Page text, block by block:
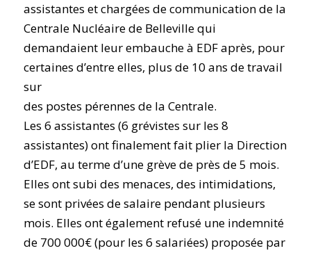
assistantes et chargées de communication de la
Centrale Nucléaire de Belleville qui
demandaient leur embauche à EDF après, pour
certaines d’entre elles, plus de 10 ans de travail
sur
des postes pérennes de la Centrale.
Les 6 assistantes (6 grévistes sur les 8
assistantes) ont finalement fait plier la Direction
d’EDF, au terme d’une grève de près de 5 mois.
Elles ont subi des menaces, des intimidations,
se sont privées de salaire pendant plusieurs
mois. Elles ont également refusé une indemnité
de 700 000€ (pour les 6 salariées) proposée par